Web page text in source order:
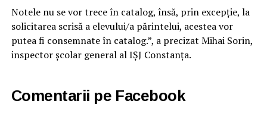
Notele nu se vor trece în catalog, însă, prin excepție, la
solicitarea scrisă a elevului/a părintelui, acestea vor
putea fi consemnate în catalog.”, a precizat Mihai Sorin,
inspector școlar general al IȘJ Constanța.
Comentarii pe Facebook